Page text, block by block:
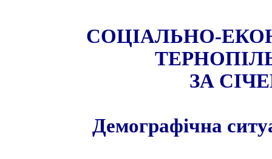
СОЦІАЛЬНО-
ЗА
Демографічна